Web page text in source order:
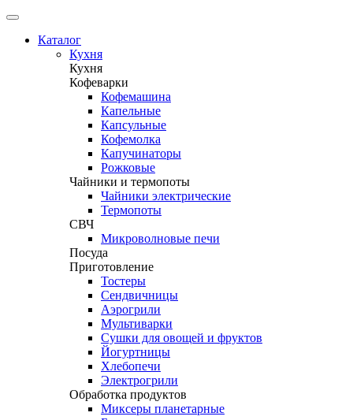
Каталог
Кухня
Кухня
Кофеварки
Кофемашина
Капельные
Капсульные
Кофемолка
Капучинаторы
Рожковые
Чайники и термопоты
Чайники электрические
Термопоты
СВЧ
Микроволновые печи
Посуда
Приготовление
Тостеры
Сендвичницы
Аэрогрили
Мультиварки
Сушки для овощей и фруктов
Йогуртницы
Хлебопечи
Электрогрили
Обработка продуктов
Миксеры планетарные